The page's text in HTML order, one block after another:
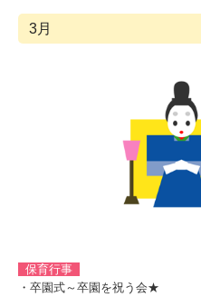
3月
保育行事
・卒園式～卒園を祝う会★